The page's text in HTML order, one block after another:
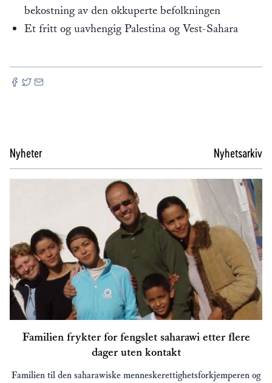
bekostning av den okkuperte befolkningen
Et fritt og uavhengig Palestina og Vest-Sahara
Nyheter Nyhetsarkiv
Familien frykter for fengslet saharawi etter flere
dager uten kontakt
Familien til den saharawiske menneskerettighetsforkjemperen og